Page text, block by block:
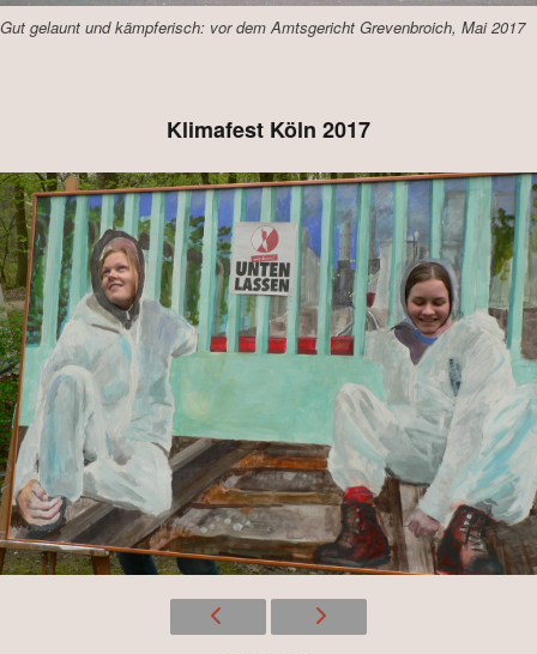
Gut gelaunt und kämpferisch: vor dem Amtsgericht Grevenbroich, Mai 2017
Klimafest Köln 2017